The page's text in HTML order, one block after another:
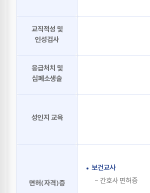
②복수전공 선발 인원은 사범대학의 경
입학정원의 100% 이내, 교직과정이 설
경우에는 학과(부)별 교직과정 승인인
③교직 복수전공 이수예정자 선발 절차
이수예정자 선발 절차를 준용하되, 교직
검사는 실시하지 아니한다.
①사범대학에 “통합과학” 및 "통합사회"
"생물교육과" 및 "지구과학교육과"로
각 호를 모두 충족한 경우에는 교직 연
교직적성 및
인성검사
응급처치 및
심폐소생술
성인지 교육
면허(자격)증
보건교사
- 간호사 면허증